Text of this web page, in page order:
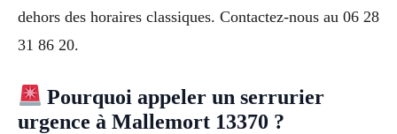
dehors des horaires classiques. Contactez-nous au 06 28
31 86 20.
Pourquoi appeler un serrurier
urgence à Mallemort 13370 ?